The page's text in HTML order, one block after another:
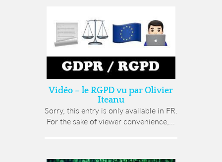
Vidéo – le RGPD vu par Olivier
Iteanu
Sorry, this entry is only available in FR.
For the sake of viewer convenience,...